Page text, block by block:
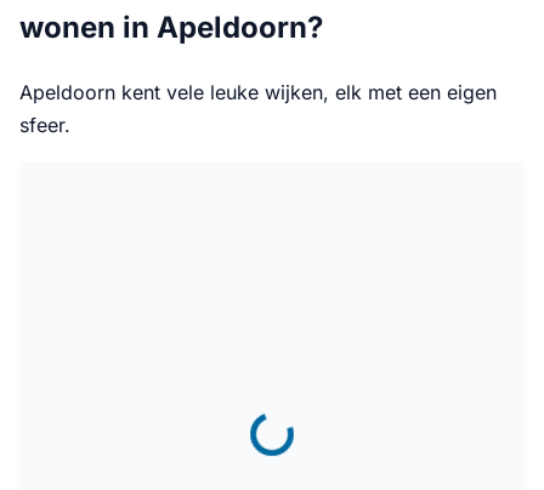
wonen in Apeldoorn?
Apeldoorn kent vele leuke wijken, elk met een eigen
sfeer.